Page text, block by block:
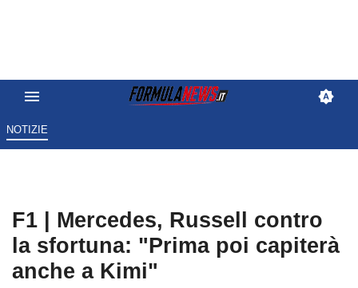
NOTIZIE
F1 | Mercedes, Russell contro
la sfortuna: "Prima poi capiterà
anche a Kimi"